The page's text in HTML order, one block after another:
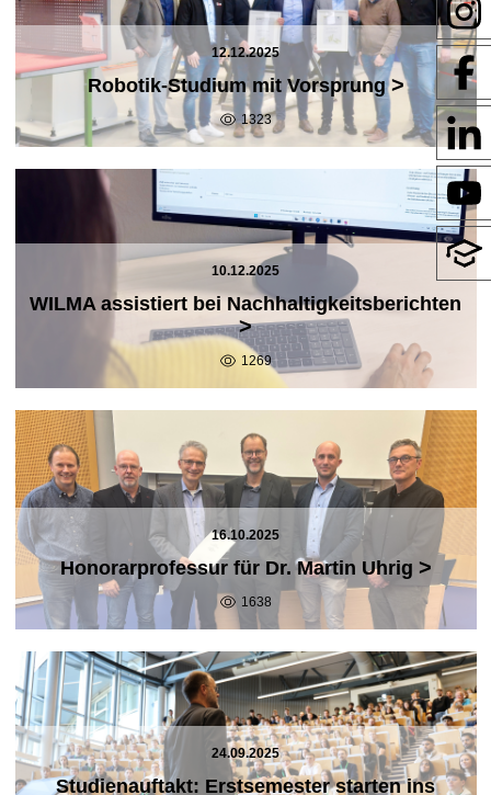
12.12.2025
Robotik-Studium mit Vorsprung>
1323
10.12.2025
WILMA assistiert bei Nachhaltigkeitsberichten
>
1269
16.10.2025
Honorarprofessur für Dr. Martin Uhrig >
1638
24.09.2025
Studienauftakt: Erstsemester starten ins